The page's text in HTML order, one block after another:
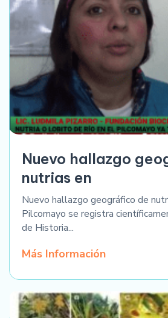
Nuevo hallazgo
nutrias en
Nuevo hallazgo geográfico de
Pilcomayo se registra
de Historia...
Más Información